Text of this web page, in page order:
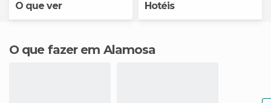
O que ver Hotéis
O que fazer em Alamosa